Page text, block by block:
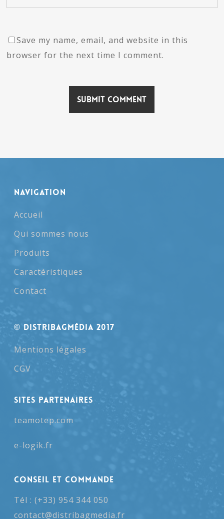
Save my name, email, and website in this
browser for the next time I comment.
NAVIGATION
Accueil
Qui sommes nous
Produits
Caractéristiques
Contact
© Distribagmédia 2017
Mentions légales
CGV
SITES PARTENAIRES
teamotep.com
e-logik.fr
Conseil et Commande
Tél : (+33) 954 344 050
contact@distribagmedia.fr